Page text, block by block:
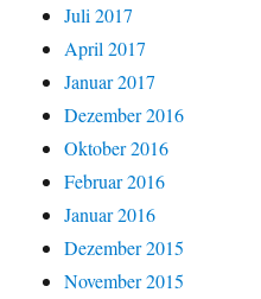
Juli 2017
April 2017
Januar 2017
Dezember 2016
Oktober 2016
Februar 2016
Januar 2016
Dezember 2015
November 2015